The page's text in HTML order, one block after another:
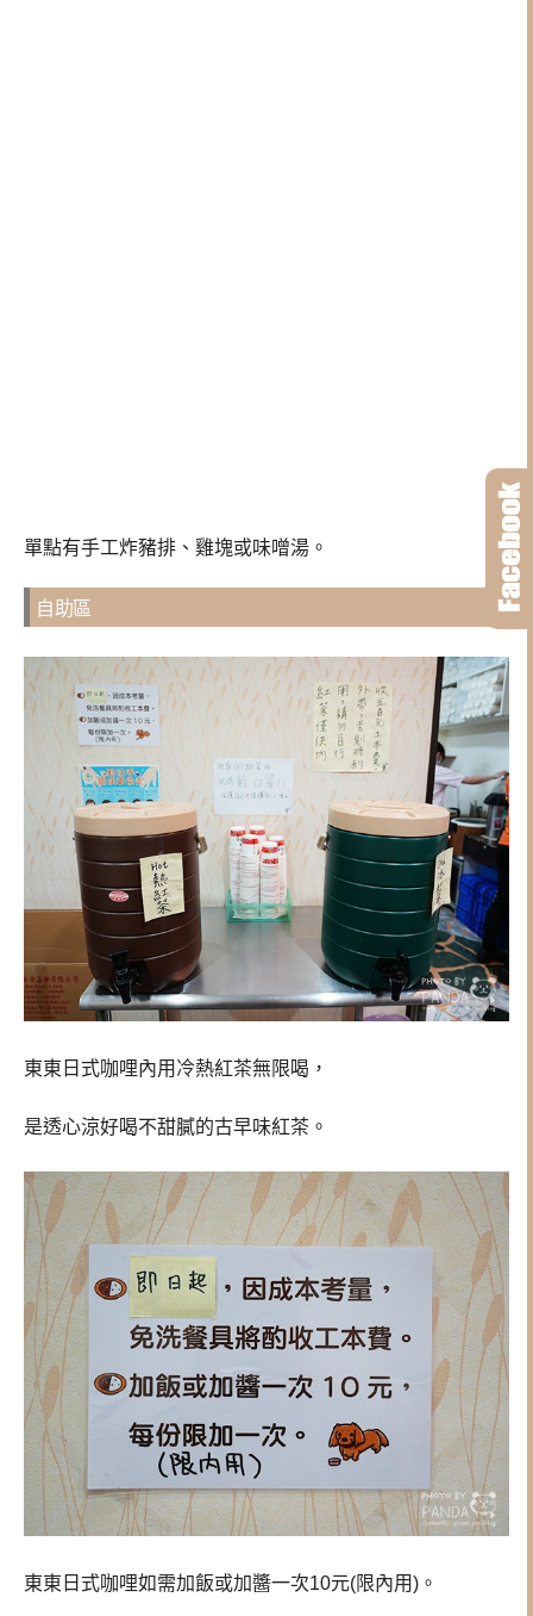
單點有手工炸豬排、雞塊或味噌湯。
自助區
東東日式咖哩內用冷熱紅茶無限喝，
是透心涼好喝不甜膩的古早味紅茶。
東東日式咖哩如需加飯或加醬一次10元(限內用)。